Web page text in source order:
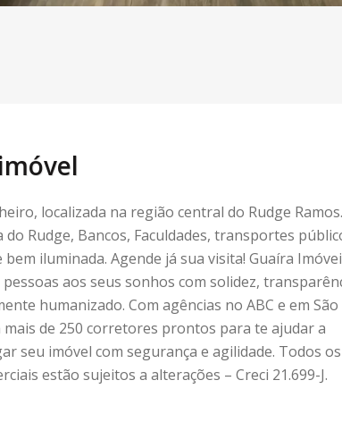
localizada na região central do Rudge
Rudge, Bancos, Faculdades, transportes
iluminada. Agende já sua visita! Guaíra
aos seus sonhos com solidez,
humanizado. Com agências no ABC e em São
mais de 250 corretores prontos para te ajudar a
seu imóvel com segurança e agilidade. Todos os
estão sujeitos a alterações – Creci 21.699-J.